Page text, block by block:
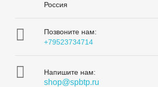
Россия

Позвоните нам:
+79523734714
 Напишите нам:
shop@spbtp.ru